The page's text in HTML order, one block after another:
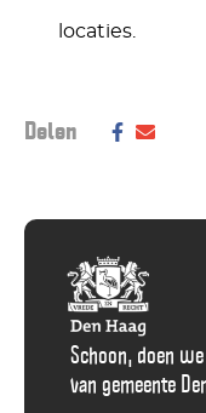
locaties.
Delen DeelDelen
E-
Schoon, doen
van gemeente